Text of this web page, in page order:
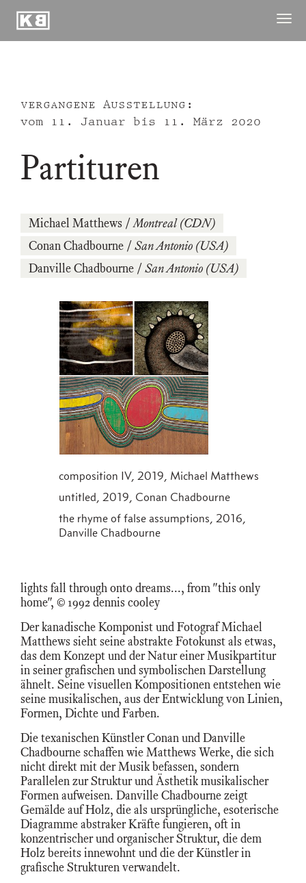
Menü
Kunstraum
Braugasse
archiv
vergangene Ausstellung:
vom 11. Januar bis 11. März 2020
Partituren
Michael Matthews /Montreal (CDN)
Conan Chadbourne /San Antonio (USA)
Danville Chadbourne /San Antonio (USA)
composition IV, 2019, Michael Matthews
untitled, 2019, Conan Chadbourne
the rhyme of false assumptions, 2016,
Danville Chadbourne
lights fall through onto dreams..., from "this only
home", © 1992 dennis cooley
Der kanadische Komponist und Fotograf Michael
Matthews sieht seine abstrakte Fotokunst als etwas,
das dem Konzept und der Natur einer Musikpartitur
in seiner grafischen und symbolischen Darstellung
ähnelt. Seine visuellen Kompositionen entstehen wie
seine musikalischen, aus der Entwicklung von Linien,
Formen, Dichte und Farben.
Die texanischen Künstler Conan und Danville
Chadbourne schaffen wie Matthews Werke, die sich
nicht direkt mit der Musik befassen, sondern
Parallelen zur Struktur und Ästhetik musikalischer
Formen aufweisen. Danville Chadbourne zeigt
Gemälde auf Holz, die als ursprüngliche, esoterische
Diagramme abstraker Kräfte fungieren, oft in
konzentrischer und organischer Struktur, die dem
Holz bereits innewohnt und die der Künstler in
grafische Strukturen verwandelt.